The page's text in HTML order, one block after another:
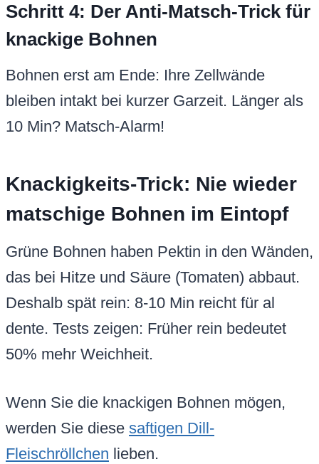
Schritt 4: Der Anti-Matsch-Trick für
knackige Bohnen
Bohnen erst am Ende: Ihre Zellwände
bleiben intakt bei kurzer Garzeit. Länger als
10 Min? Matsch-Alarm!
Knackigkeits-Trick: Nie wieder
matschige Bohnen im Eintopf
Grüne Bohnen haben Pektin in den Wänden,
das bei Hitze und Säure (Tomaten) abbaut.
Deshalb spät rein: 8-10 Min reicht für al
dente. Tests zeigen: Früher rein bedeutet
50% mehr Weichheit.
Wenn Sie die knackigen Bohnen mögen,
werden Sie diese saftigen Dill-
Fleischröllchen lieben.